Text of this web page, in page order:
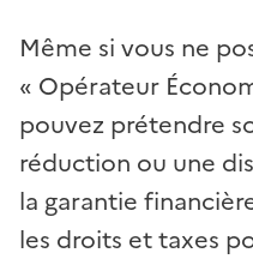
Même si vous ne
« Opérateur
pouvez prétendre
réduction ou une
la garantie
les droits et taxes